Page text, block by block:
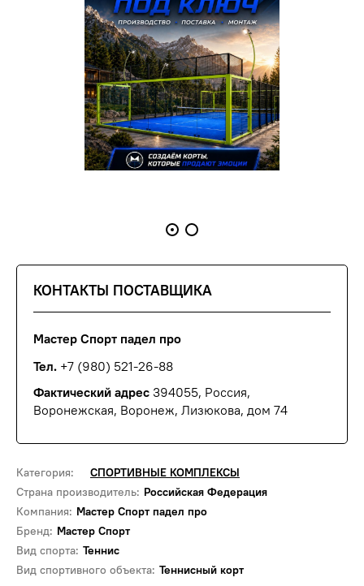
Категория:
СПОРТИВНЫЕ КОМПЛЕКСЫ
Страна производитель: Российская Федерация
Компания: Мастер Спорт падел про
Бренд: Мастер Спорт
Вид спорта: Теннис
Вид спортивного объекта: Теннисный корт
КОНТАКТЫ ПОСТАВЩИКА
Мастер Спорт падел про
Тел. +7 (980) 521-26-88
Фактический адрес 394055, Россия,
Воронежская, Воронеж, Лизюкова, дом 74